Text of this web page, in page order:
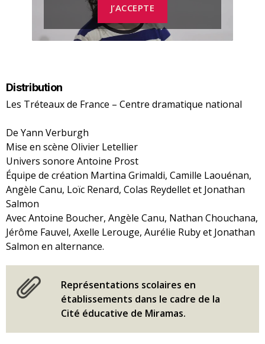
J’ACCEPTE
Distribution
Les Tréteaux de France – Centre dramatique national
De Yann Verburgh
Mise en scène Olivier Letellier
Univers sonore Antoine Prost
Équipe de création Martina Grimaldi, Camille Laouénan,
Angèle Canu, Loïc Renard, Colas Reydellet et Jonathan
Salmon
Avec Antoine Boucher, Angèle Canu, Nathan Chouchana,
Jérôme Fauvel, Axelle Lerouge, Aurélie Ruby et Jonathan
Salmon en alternance.
Représentations scolaires en
établissements dans le cadre de la
Cité éducative de Miramas.